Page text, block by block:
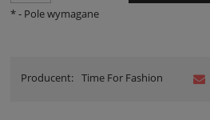
*- Pole wymagane
Producent: Time For Fashion